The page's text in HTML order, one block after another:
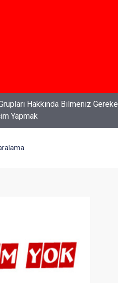
Haklarınızı Bilmek ve Koruma